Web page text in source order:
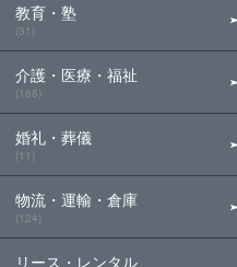
教育・塾
(31)
介護・医療・福祉
(168)
婚礼・葬儀
(11)
物流・運輸・倉庫
(124)
リース・レンタル